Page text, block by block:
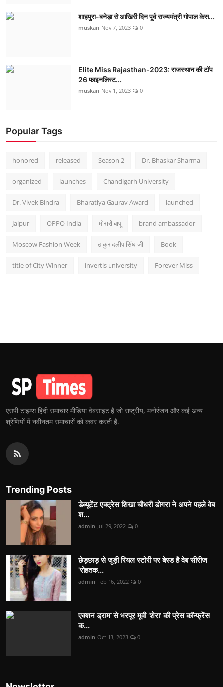
शाहपुरा-बनेड़ा से आखिरी दिन पूर्व राज्यमंत्री गोपाल केस...
muskan Nov 7, 2023 0
Elite Miss Rajasthan-2023: राजस्थान की टॉप
26 फाइनलिस्ट...
muskan Nov 1, 2023 0
Popular Tags
honored released Season 2 Dr. Bhaskar Sharma
organized launches Chandigarh University
Dr. Vivek Bindra Bharatiya Gaurav Award launched
Jaipur OPPO India मोरारी बापू brand ambassador
Moscow Fashion Week ठाकुर दलीप सिंघ जी Book
title of City Winner invertis university Forever Miss
एसपी टाइम्स हिंदी समाचार मीडिया वेबसाइट है जो राष्ट्रीय, मनोरंजन और कई अन्य
श्रेणियों में नवीनतम समाचारों को कवर करती है.
Trending Posts
डेब्यूटेंट एक्ट्रेस शिखा चौधरी डोगरा ने अपने पहले वेब
श...
admin Jul 29, 2022 0
छेड़छाड़ से जुड़ी रियल स्टोरी पर बेस्ड है वेब सीरीज
'रोहतक...
admin Feb 16, 2022 0
एक्शन ड्रामा से भरपूर मूवी ‘शेरा’ की प्रेस कॉन्फ्रेंस
क...
admin Oct 13, 2023 0